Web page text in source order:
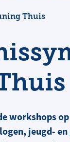
Thuis
workshops
jeugd-